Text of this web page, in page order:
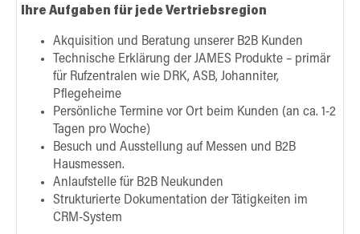
Ihre Aufgaben für jede Vertriebsregion
Akquisition und Beratung unserer B2B Kunden
Technische Erklärung der JAMES Produkte – primär
für Rufzentralen wie DRK, ASB, Johanniter,
Pflegeheime
Persönliche Termine vor Ort beim Kunden (an ca. 1-2
Tagen pro Woche)
Besuch und Ausstellung auf Messen und B2B
Hausmessen.
Anlaufstelle für B2B Neukunden
Strukturierte Dokumentation der Tätigkeiten im
CRM-System